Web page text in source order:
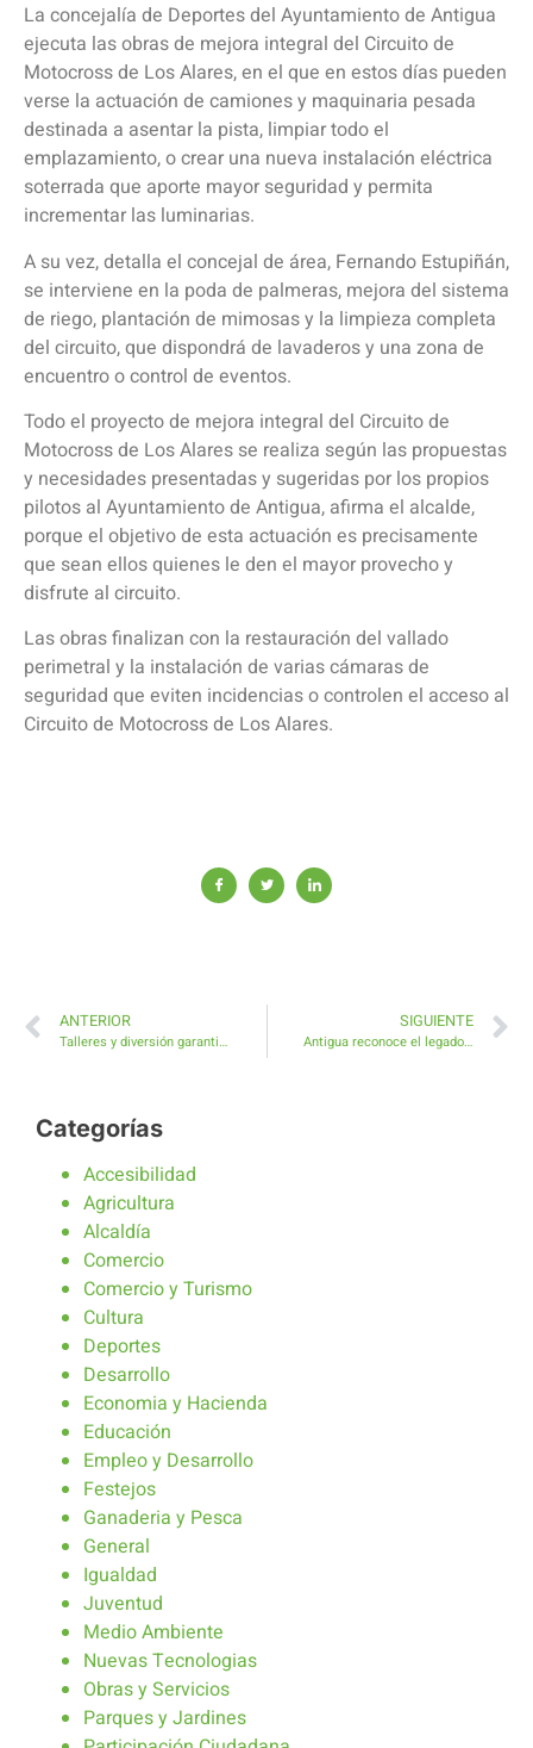
La concejalía de Deportes del Ayuntamiento de Antigua
ejecuta las obras de mejora integral del Circuito de
Motocross de Los Alares, en el que en estos días pueden
verse la actuación de camiones y maquinaria pesada
destinada a asentar la pista, limpiar todo el
emplazamiento, o crear una nueva instalación eléctrica
soterrada que aporte mayor seguridad y permita
incrementar las luminarias.
A su vez, detalla el concejal de área, Fernando Estupiñán,
se interviene en la poda de palmeras, mejora del sistema
de riego, plantación de mimosas y la limpieza completa
del circuito, que dispondrá de lavaderos y una zona de
encuentro o control de eventos.
Todo el proyecto de mejora integral del Circuito de
Motocross de Los Alares se realiza según las propuestas
y necesidades presentadas y sugeridas por los propios
pilotos al Ayuntamiento de Antigua, afirma el alcalde,
porque el objetivo de esta actuación es precisamente
que sean ellos quienes le den el mayor provecho y
disfrute al circuito.
Las obras finalizan con la restauración del vallado
perimetral y la instalación de varias cámaras de
seguridad que eviten incidencias o controlen el acceso al
Circuito de Motocross de Los Alares.
ANTERIOR
Talleres y diversión garantizada con Verano Summer Infantil en la playa de El Castillo
SIGUIENTE
Antigua reconoce el legado del vecino y poeta de Sueños de un majorero
Categorías
Accesibilidad
Agricultura
Alcaldía
Comercio
Comercio y Turismo
Cultura
Deportes
Desarrollo
Economia y Hacienda
Educación
Empleo y Desarrollo
Festejos
Ganaderia y Pesca
General
Igualdad
Juventud
Medio Ambiente
Nuevas Tecnologias
Obras y Servicios
Parques y Jardines